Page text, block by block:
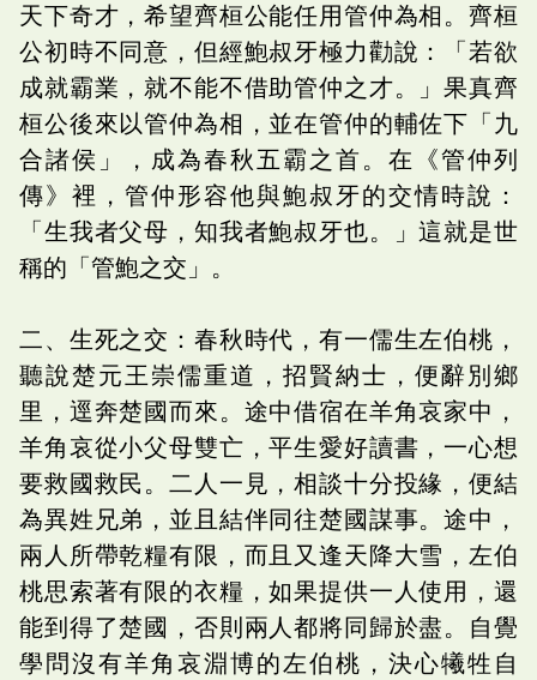
天下奇才，希望齊桓公能任用管仲為相。齊桓
公初時不同意，但經鮑叔牙極力勸說：「若欲
成就霸業，就不能不借助管仲之才。」果真齊
桓公後來以管仲為相，並在管仲的輔佐下「九
合諸侯」，成為春秋五霸之首。在《管仲列
傳》裡，管仲形容他與鮑叔牙的交情時說：
「生我者父母，知我者鮑叔牙也。」這就是世
稱的「管鮑之交」。
二、生死之交：春秋時代，有一儒生左伯桃，
聽說楚元王崇儒重道，招賢納士，便辭別鄉
里，逕奔楚國而來。途中借宿在羊角哀家中，
羊角哀從小父母雙亡，平生愛好讀書，一心想
要救國救民。二人一見，相談十分投緣，便結
為異姓兄弟，並且結伴同往楚國謀事。途中，
兩人所帶乾糧有限，而且又逢天降大雪，左伯
桃思索著有限的衣糧，如果提供一人使用，還
能到得了楚國，否則兩人都將同歸於盡。自覺
學問沒有羊角哀淵博的左伯桃，決心犧牲自